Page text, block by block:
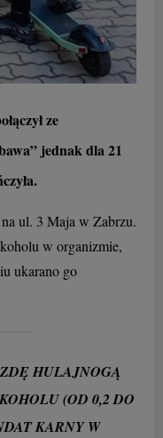
ze
jednak dla 21
ul. 3 Maja w Zabrzu.
w organizmie,
ukarano go
HULAJNOGĄ
(OD 0,2 DO
KARNY W